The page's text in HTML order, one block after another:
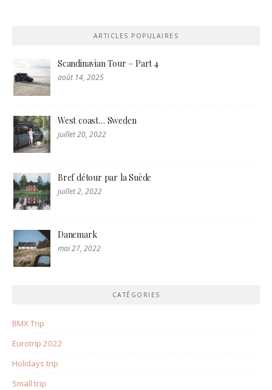
ARTICLES POPULAIRES
Scandinavian Tour – Part 4
août 14, 2025
West coast… Sweden
juillet 20, 2022
Bref détour par la Suède
juillet 2, 2022
Danemark
mai 27, 2022
CATÉGORIES
BMX Trip
Eurotrip 2022
Holidays trip
Small trip